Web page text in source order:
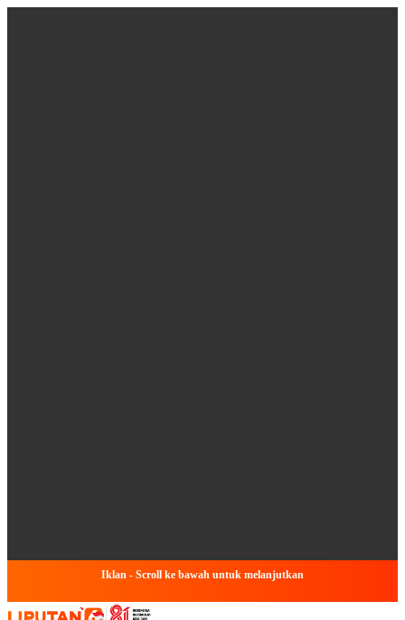
Iklan - Scroll ke bawah untuk melanjutkan